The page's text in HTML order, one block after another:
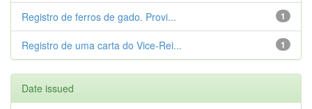
1
Registro de ferros de gado. Provi...
1
Registro de uma carta do Vice-Rei...
Date issued